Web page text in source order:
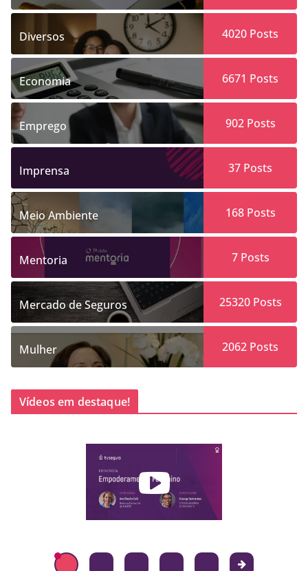
Diversos 4020 Posts
Economia 6671 Posts
Emprego 902Posts
Imprensa 37 Posts
Meio Ambiente 168Posts
Mentoria 7Posts
Mercado de Seguros 25320Posts
Mulher 2062 Posts
Vídeos em destaque!